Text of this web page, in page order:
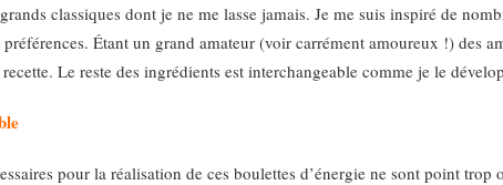
classiques dont je ne me lasse jamais. Je me suis inspiré de
Étant un grand amateur (voir carrément amoureux !) des
Le reste des ingrédients est interchangeable comme je le
pour la réalisation de ces boulettes d’énergie ne sont point trop